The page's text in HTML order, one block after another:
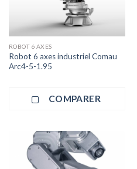
ROBOT 6 AXES
Robot 6 axes industriel Comau
Arc4-5-1.95
COMPARER